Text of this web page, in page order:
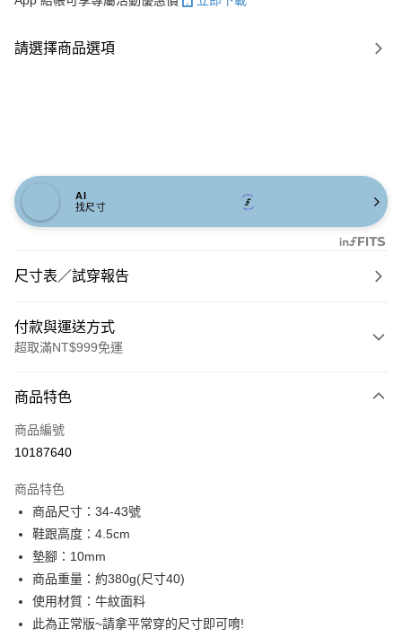
請選擇商品選項
AI
找尺寸
尺寸表／試穿報告
付款與運送方式
超取滿NT$999免運
信用卡一次付款
信用卡分期付款
合作金庫商業銀行
華南商業銀行
上海商業儲蓄銀行
國泰世華商業銀行
臺灣中小企業銀行
匯豐（台灣）商業銀行
聯邦商業銀行
元大商業銀行
永豐商業銀行
6 期 0 利率 每期
華南商業銀行
上海商業儲蓄銀行
國泰世華商業銀行
臺灣中小企業銀行
匯豐（台灣）商業銀行
華泰商業銀行
購物金
超商取貨付款
LINE Pay
Apple Pay
商品特色
商品編號
10187640
商品特色
商品尺寸：34-43號
鞋跟高度：4.5cm
墊腳：10mm
商品重量：約380g(尺寸40)
使用材質：牛紋面料
此為正常版~請拿平常穿的尺寸即可唷!